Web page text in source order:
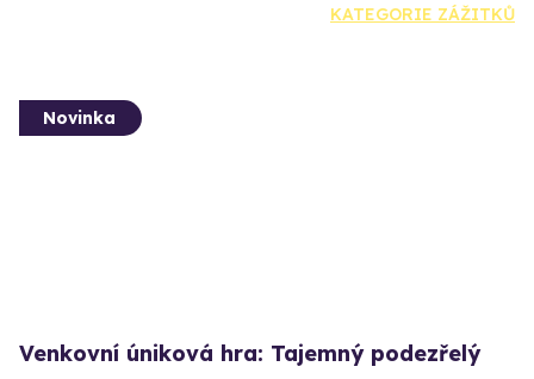
KATEGORIE ZÁŽITKŮ
Novinka
Venkovní úniková hra: Tajemný podezřelý